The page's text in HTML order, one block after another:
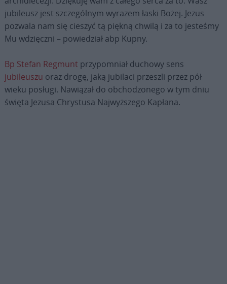
jubileusz jest szczególnym wyrazem łaski Bożej. Jezus
pozwala nam się cieszyć tą piękną chwilą i za to jesteśmy
Mu wdzięczni – powiedział abp Kupny.
Bp Stefan Regmunt przypomniał duchowy sens
jubileuszu oraz drogę, jaką jubilaci przeszli przez pół
wieku posługi. Nawiązał do obchodzonego w tym dniu
święta Jezusa Chrystusa Najwyższego Kapłana.